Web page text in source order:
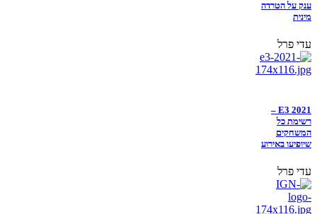
ענק על הטרדה
מינית
עדי פרל
E3 2021 –
רשימת כל
המשחקים
שיופיעו באירוע
עדי פרל